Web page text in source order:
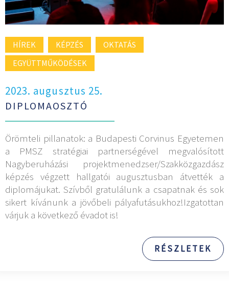
HÍREK KÉPZÉS
OKTATÁS
EGYÜTTMŰKÖDÉSEK
2023. augusztus 25.
DIPLOMAOSZTÓ
Örömteli pillanatok: a Budapesti Corvinus Egyetemen
a PMSZ stratégiai partnerségével megvalósított
Nagyberuházási projektmenedzser/Szakközgazdász
képzés végzett hallgatói augusztusban átvették a
diplomájukat. Szívből gratulálunk a csapatnak és sok
sikert kívánunk a jövőbeli pályafutásukhoz!Izgatottan
várjuk a következő évadot is!
RÉSZLETEK